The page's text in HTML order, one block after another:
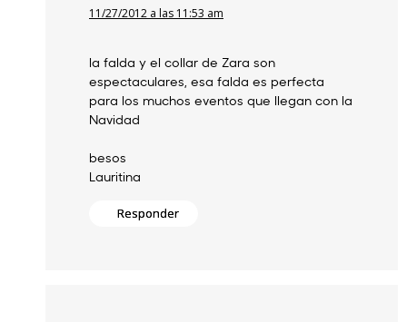
11/27/2012 a las 11:53 am
la falda y el collar de Zara son
espectaculares, esa falda es perfecta
para los muchos eventos que llegan con la
Navidad
besos
Lauritina
Responder